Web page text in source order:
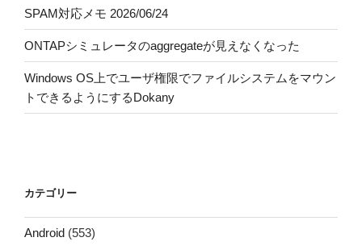
SPAM対応メモ 2026/06/24
ONTAPシミュレータのaggregateが見えなくなった
Windows OS上でユーザ権限でファイルシステムをマウン
トできるようにするDokany
カテゴリー
Android (553)